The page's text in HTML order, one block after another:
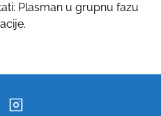
Plasman u grupnu fazu